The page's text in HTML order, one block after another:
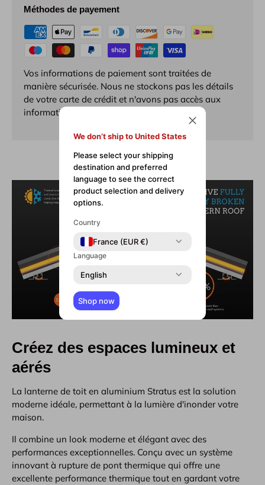
Méthodes de payement
Vos informations de paiement sont traitées de
manière sécurisée. Nous ne stockons pas les détails
de votre carte de crédit et n'avons pas accès aux
informations de votre carte de crédit.
Créez des espaces lumineux et
aérés
La lanterne de toit en aluminium Stratus est la solution
moderne idéale, permettant à la lumière d'inonder votre
maison.
Il combine un look moderne et élégant avec des
performances exceptionnelles. Conçu avec un système
innovant à rupture de pont thermique qui offre une
excellente performance thermique tout en gardant votre
We don’t ship to United States
Please select your shipping
destination and preferred
language to see the correct
product selection and delivery
options.
Country
France (EUR €)
Language
English
Shop now